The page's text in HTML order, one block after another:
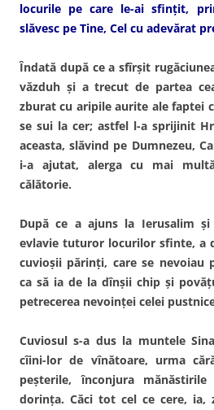
locurile pe care le-ai sfinţit,
slăvesc pe Tine, Cel cu adevărat
Îndată după ce a sfîrşit
văzduh şi a trecut de partea
zburat cu aripile aurite ale faptei
se sui la cer; astfel l-a sprijinit
aceasta, slăvind pe Dumnezeu,
i-a ajutat, alerga cu mai
călătorie.
După ce a ajuns la Ierusalim
evlavie tuturor locurilor sfinte, a
cuvioşii părinţi, care se nevoiau
ca să ia de la dînşii chip şi
petrecerea nevoinţei celei
Cuviosul s-a dus la muntele
cîini-lor de vînătoare, urma
peşterile, înconjura
dorinţa. Căci tot cel ce cere, ia,